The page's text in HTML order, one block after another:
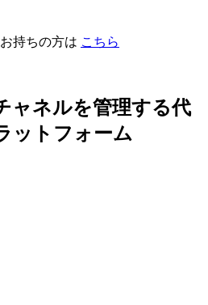
持ちの方は こちら
ャネルを管理する代
ットフォーム